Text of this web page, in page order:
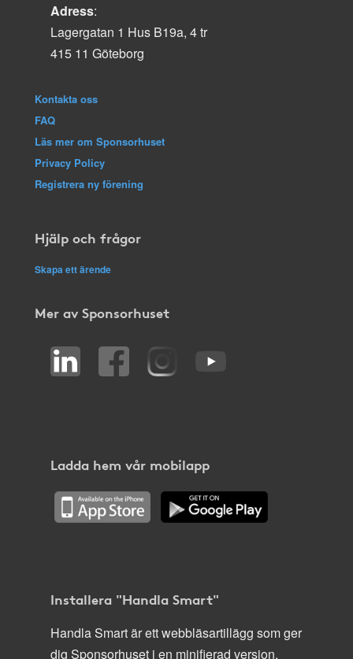
Adress:
Lagergatan 1 Hus B19a, 4 tr
415 11 Göteborg
Kontakta oss
FAQ
Läs mer om Sponsorhuset
Privacy Policy
Registrera ny förening
Hjälp och frågor
Skapa ett ärende
Mer av Sponsorhuset
Ladda hem vår mobilapp
Installera "Handla Smart"
Handla Smart är ett webbläsartillägg som ger
dig Sponsorhuset i en minifierad version,